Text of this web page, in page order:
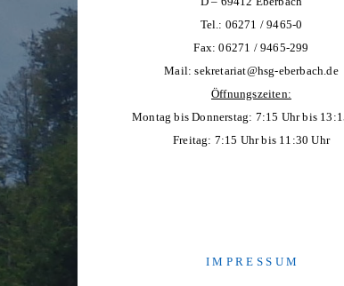
Tel.: 06271 / 9465-0
Fax: 06271 / 9465-299
Mail:sekretariat@hsg-eberbach.de
Öffnungszeiten:
Montag bis Donnerstag: 7:15 Uhr bis
Freitag: 7:15 Uhr bis 11:30 Uhr
I M P R E S S U M